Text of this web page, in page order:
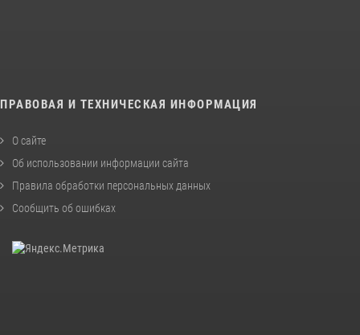
ПРАВОВАЯ И ТЕХНИЧЕСКАЯ ИНФОРМАЦИЯ
О сайте
Об использовании информации сайта
Правила обработки персональных данных
Сообщить об ошибках